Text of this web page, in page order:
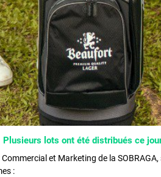
Plusieurs lots ont été distribués ce
et Marketing de la
: